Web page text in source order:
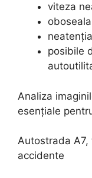
viteza
posibile
Analiza
esențiale
Autostrada
accidente